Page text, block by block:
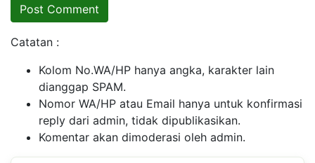
Catatan :
Kolom No.WA/HP hanya angka, karakter lain
dianggap SPAM.
Nomor WA/HP atau Email hanya untuk konfirmasi
reply dari admin, tidak dipublikasikan.
Komentar akan dimoderasi oleh admin.